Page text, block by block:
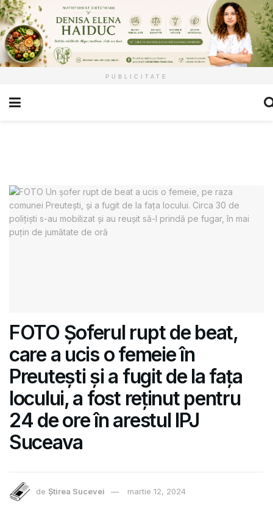
PUBLICITATE
FOTO Șoferul rupt de beat,
care a ucis o femeie în
Preutești și a fugit de la fața
locului, a fost reținut pentru
24 de ore în arestul IPJ
Suceava
de Știrea Sucevei martie 12, 2024